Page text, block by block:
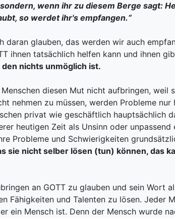
sondern, wenn ihr zu diesem Berge sagt:
so werdet ihr's empfangen.“
glauben, das werden wir auch
ihnen tatsächlich helfen kann und ihnen
den nichts unmöglich ist.
diesen Mut nicht aufbringen, weil
nehmen zu müssen, werden Probleme nur
privat wie geschäftlich hauptsächlich
heutigen Zeit als Unsinn oder unpassend
Probleme und Schwierigkeiten
sie nicht selber lösen (tun) können, das
an GOTT zu glauben und sein Wort
Fähigkeiten und Talenten zu lösen. Jeder
ein Mensch ist. Denn der Mensch wurde